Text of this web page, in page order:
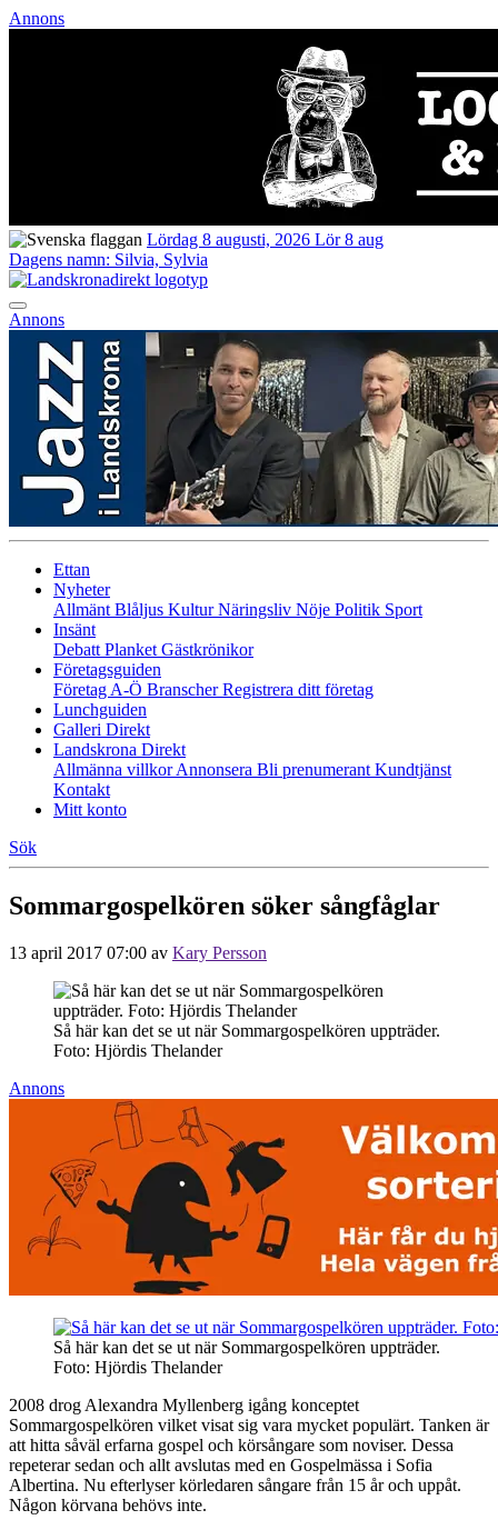
Annons
Lördag 8 augusti, 2026 Lör 8 aug
Dagens namn: Silvia, Sylvia
Annons
Ettan
Nyheter
Allmänt Blåljus KulturNäringsliv Nöje Politik Sport
Insänt
Debatt Planket Gästkrönikor
Företagsguiden
Företag A-Ö BranscherRegistrera ditt företag
Lunchguiden
Galleri Direkt
Landskrona Direkt
Allmänna villkorAnnonsera Bli prenumerant Kundtjänst
Kontakt
Mitt konto
Sök
Sommargospelkören söker sångfåglar
13 april 2017 07:00 av Kary Persson
Så här kan det se ut när Sommargospelkören uppträder.
Foto: Hjördis Thelander
Annons
Så här kan det se ut när Sommargospelkören uppträder.
Foto: Hjördis Thelander
2008 drog Alexandra Myllenberg igång konceptet
Sommargospelkören vilket visat sig vara mycket populärt. Tanken är
att hitta såväl erfarna gospel och körsångare som noviser. Dessa
repeterar sedan och allt avslutas med en Gospelmässa i Sofia
Albertina. Nu efterlyser körledaren sångare från 15 år och uppåt.
Någon körvana behövs inte.